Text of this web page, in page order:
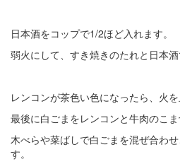
日本酒をコップで1/2ほど入れます。
弱火にして、すき焼きのたれと日本酒
レンコンが茶色い色になったら、火を
最後に白ごまをレンコンと牛肉のこま
木べらや菜ばしで白ごまを混ぜ合わ
す。